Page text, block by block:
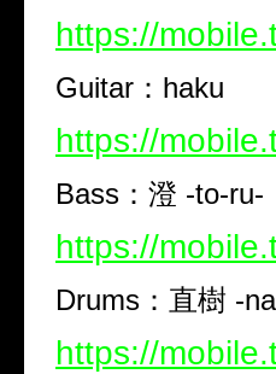
https://
Guitar ： haku
https://
Bass ：澄 -to-ru-
https://
Drums ：直樹 -
https://